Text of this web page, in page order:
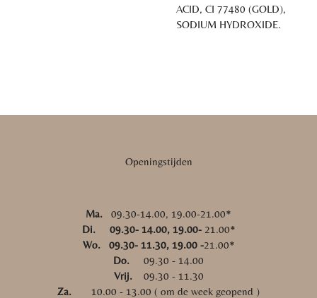
ACID, CI 77480 (GOLD),
SODIUM HYDROXIDE.
Openingstijden
Ma. 09.30-14.00, 19.00-21.00*
Di. 09.30- 14.00, 19.00- 21.00*
Wo. 09.30- 11.30, 19.00 -21.00*
Do. 09.30 - 14.00
Vrij.
09.30 - 11.30
Za. 10.00 - 13.00 ( om de week geopend )